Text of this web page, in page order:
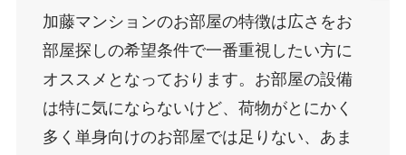
加藤マンションのお部屋の特徴は広さをお
部屋探しの希望条件で一番重視したい方に
オススメとなっております。お部屋の設備
は特に気にならないけど、荷物がとにかく
多く単身向けのお部屋では足りない、あま